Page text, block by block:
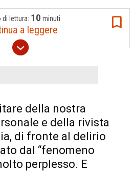
di lettura: 10 minuti
a leggere
della nostra
e della rivista
di fronte al delirio
dal “fenomeno
perplesso. E